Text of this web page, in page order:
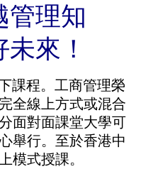
管理知
來！
課程。工商管理榮
全線上方式或混合
面對面課堂大學可
舉行。至於香港中
模式授課。